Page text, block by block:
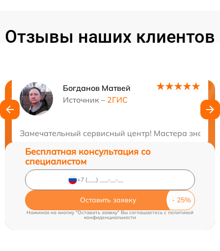
Отзывы наших клиентов
Богданов Матвей
Источник – 2ГИС
Замечательный сервисный центр! Мастера знают
Нужна консультация?
Бесплатная консультация со
специалистом
Оставить заявку
Нажимая на кнопку "Оставить заявку" Вы соглашаетесь cполитикой
конфиденциальности